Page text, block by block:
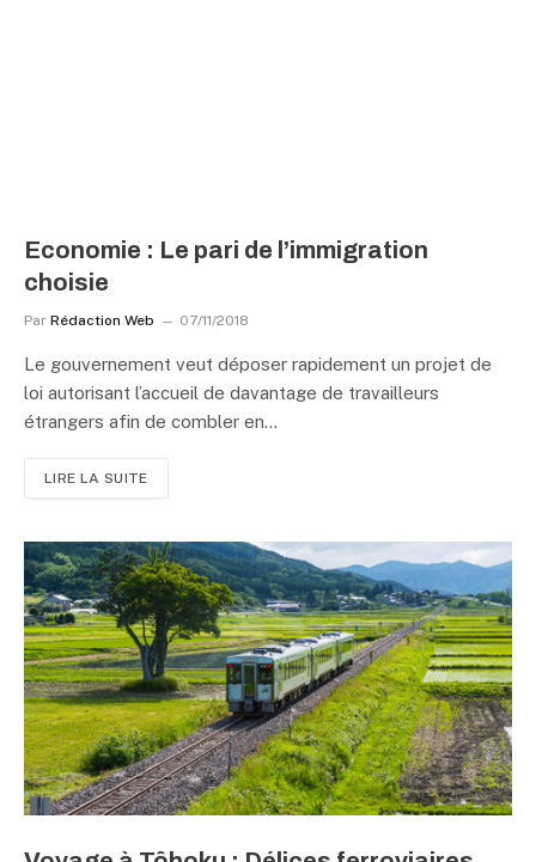
Economie : Le pari de l’immigration
choisie
Par Rédaction Web 07/11/2018
Le gouvernement veut déposer rapidement un projet de
loi autorisant l’accueil de davantage de travailleurs
étrangers afin de combler en…
LIRE LA SUITE